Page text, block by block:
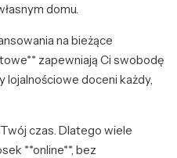
domu.
na bieżące
zapewniają Ci swobodę
lojalnościowe doceni każdy,
czas. Dlatego wiele
**online**, bez